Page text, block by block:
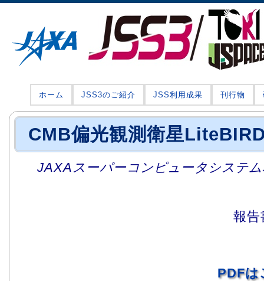
ホーム JSS3のご紹介 JSS利用成果 刊行物
CMB偏光観測衛星
JAXAスーパーコンピュータシステ
報告
PDFは